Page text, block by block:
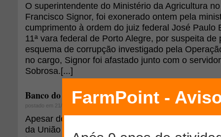
O superintendente do Ministério da Agricultura
Francisco Signor, foi exonerado ontem pela
cumprimento à ordem do juiz federal José Paulo
11ª vara federal de Porto Alegre, por suspeita de
esquema de corrupção investigado pela
no cargo, Signor foi afastado junto com o
Sobrosa.[...]
Banco do Brasil desconhece acusações da CGU
postado em 21/08/2007
Apesar de alegar ainda não ter sido notificado
da União (CGU), o Banco do Brasil informou